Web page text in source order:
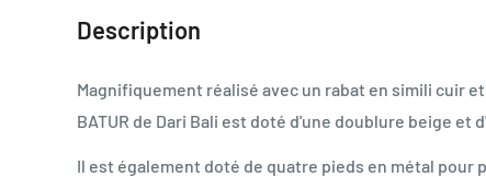
Description
Magnifiquement réalisé avec un rabat en simili cuir
BATUR de Dari Bali est doté d'une doublure beige et
Il est également doté de quatre pieds en métal pour